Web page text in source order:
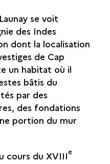
»
se voit
des Indes
dont la localisation
de Cap
un habitat où il
bâtis du
par des
des fondations
portion du mur
cours du XVIIIe